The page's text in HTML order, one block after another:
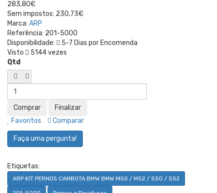
283,80€
Sem impostos: 230,73€
Marca: ARP
Referência: 201-5000
Disponibilidade:
5-7 Dias por Encomenda
Visto
5144 vezes
Qtd
Favoritos Comparar
Faça uma pergunta!
Etiquetas:
ARP KIT PERNOS CAMBOTA BMW BMW M50 / M52 / S50 / S52